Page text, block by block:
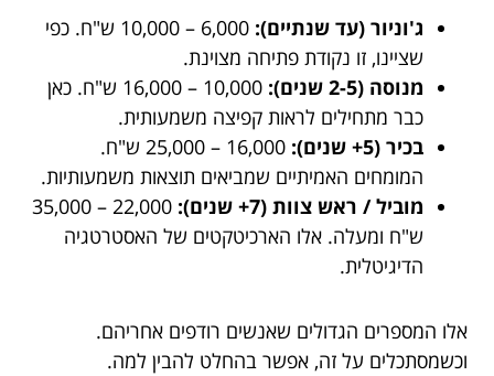
ג'וניור (עד שנתיים):
6,000 – 10,000 ש"ח. כפי
שציינו, זו נקודת פתיחה מצוינת.
מנוסה (2-5 שנים):
10,000 – 16,000 ש"ח. כאן
כבר מתחילים לראות קפיצה משמעותית.
בכיר (5+ שנים):
16,000 – 25,000 ש"ח.
המומחים האמיתיים שמביאים תוצאות משמעותיות.
מוביל / ראש צוות (7+ שנים):
22,000 – 35,000
ש"ח ומעלה. אלו הארכיטקטים של האסטרטגיה
הדיגיטלית.
אלו המספרים הגדולים שאנשים רודפים אחריהם.
וכשמסתכלים על זה, אפשר בהחלט להבין למה.